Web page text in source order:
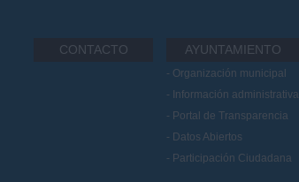
CONTACTO AYUNTAMIENTO
Organización municipal
Información administrativa
Portal de Transparencia
Datos Abiertos
Participación Ciudadana